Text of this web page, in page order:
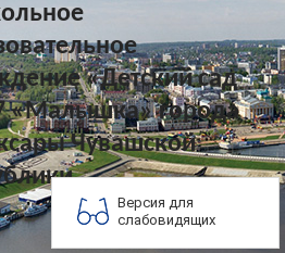
«Детский сад
«Малышка» города
Чувашской
Версия для
слабовидящих